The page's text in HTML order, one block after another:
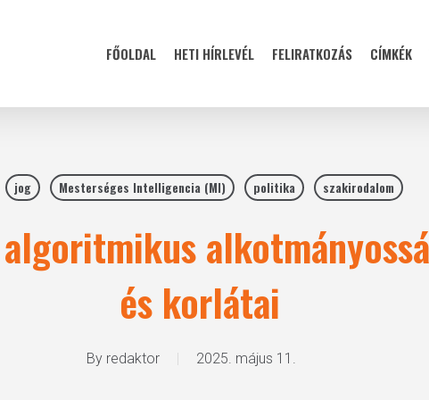
FŐOLDAL HETI HÍRLEVÉL FELIRATKOZÁS CÍMKÉK
jog Mesterséges Intelligencia (MI) politika szakirodalom
és korlátai
By redaktor 2025. május 11.